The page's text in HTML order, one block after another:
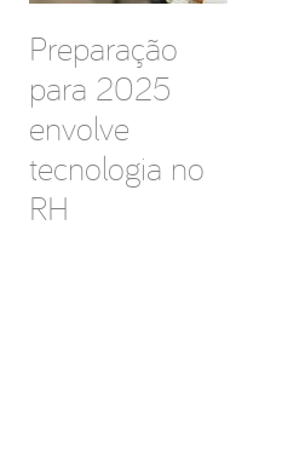
Preparação
para 2025
envolve
tecnologia no
RH